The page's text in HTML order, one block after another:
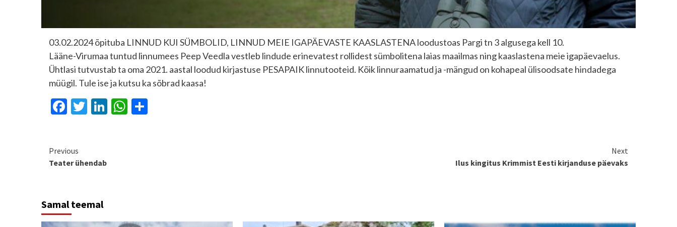
03.02.2024 õpituba LINNUD KUI SÜMBOLID, LINNUD MEIE IGAPÄEVASTE KAASLASTENA loodustoas Pargi tn 3 algusega kell 10.
Lääne-Virumaa tuntud linnumees Peep Veedla vestleb lindude erinevatest rollidest sümbolitena laias maailmas ning kaaslastena meie igapäevaelus.
Ühtlasi tutvustab ta oma 2021. aastal loodud kirjastuse PESAPAIK linnutooteid. Kõik linnuraamatud ja -mängud on kohapeal ülisoodsate hindadega
müügil. Tule ise ja kutsu ka sõbrad kaasa!
Facebook
Twitter
LinkedIn
WhatsApp
Continue
Reading
Previous
Teater ühendab
Next
Ilus kingitus Krimmist Eesti kirjanduse päevaks
Samal teemal